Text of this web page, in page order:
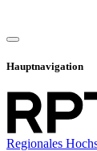
Hauptnavigation
Regionales